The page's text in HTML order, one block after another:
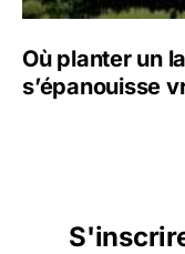
Où planter un
s’épanouisse